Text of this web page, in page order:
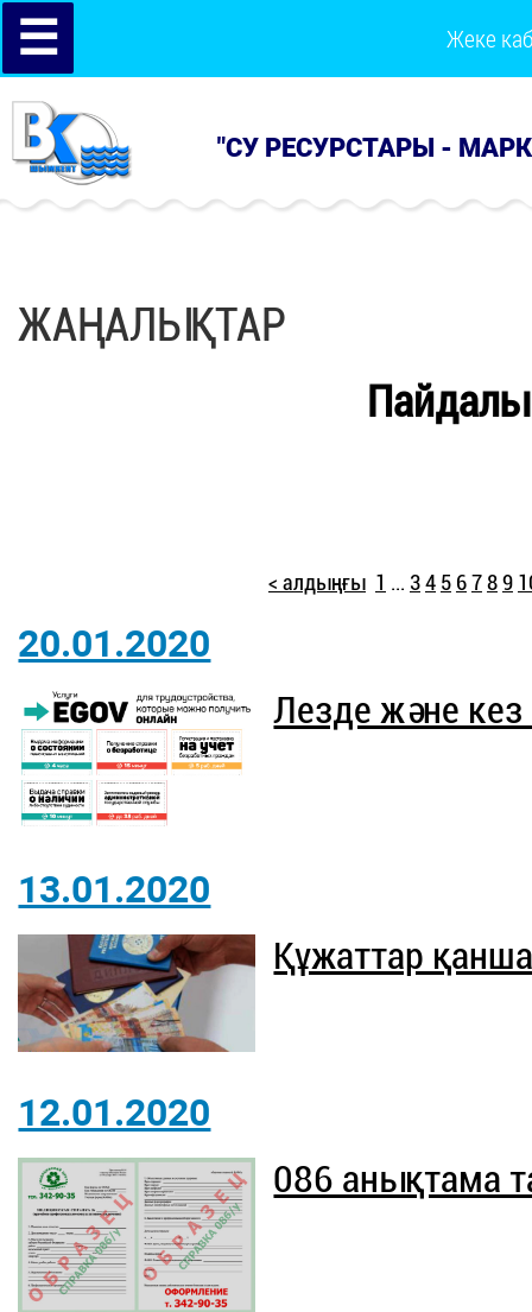
☰ Жеке
"СУ РЕСУРСТАРЫ -
ЖАҢАЛЫҚТАР
Пайдалы
< алдыңғы 1 ... 34 5 6789
20.01.2020
Лезде және
13.01.2020
Құжаттар
12.01.2020
086 анықтама